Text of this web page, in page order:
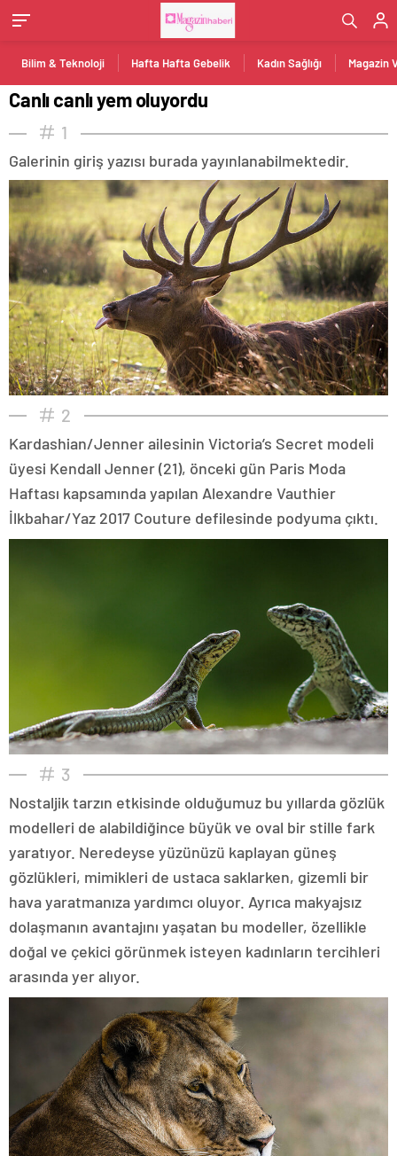
Bilim & Teknoloji Hafta Hafta Gebelik Kadın Sağlığı Magazin
Canlı canlı yem oluyordu
1
Galerinin giriş yazısı burada yayınlanabilmektedir.
2
Kardashian/Jenner ailesinin Victoria’s Secret modeli
üyesi Kendall Jenner (21), önceki gün Paris Moda
Haftası kapsamında yapılan Alexandre Vauthier
İlkbahar/Yaz 2017 Couture defilesinde podyuma çıktı.
3
Nostaljik tarzın etkisinde olduğumuz bu yıllarda gözlük
modelleri de alabildiğince büyük ve oval bir stille fark
yaratıyor. Neredeyse yüzünüzü kaplayan güneş
gözlükleri, mimikleri de ustaca saklarken, gizemli bir
hava yaratmanıza yardımcı oluyor. Ayrıca makyajsız
dolaşmanın avantajını yaşatan bu modeller, özellikle
doğal ve çekici görünmek isteyen kadınların tercihleri
arasında yer alıyor.